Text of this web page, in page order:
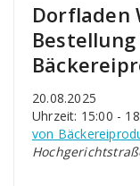
Dorfladen
20.08.2025
Uhrzeit: 15:00 -
von